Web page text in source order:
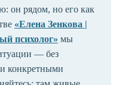
он рядом, но его как
«Елена Зенкова |
психолог» мы
— без
конкретными